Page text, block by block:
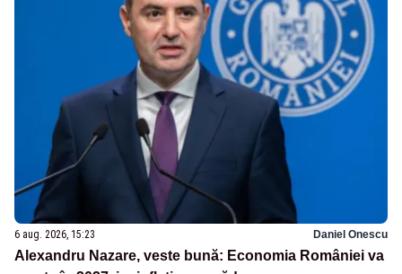
6 aug. 2026, 15:23 Daniel Onescu
Alexandru Nazare, veste bună: Economia României va